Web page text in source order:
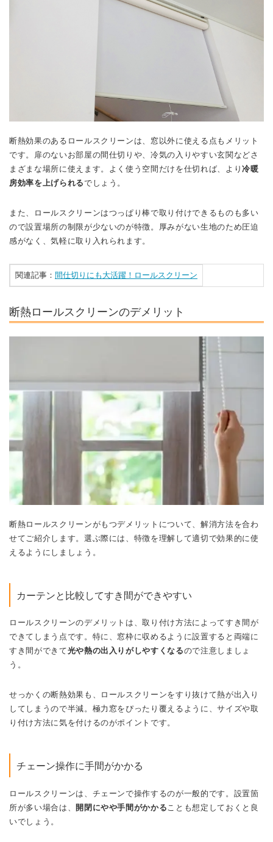
断熱効果のあるロールスクリーンは、窓以外に使える点もメリット
です。扉のないお部屋の間仕切りや、冷気の入りやすい玄関などさ
まざまな場所に使えます。よく使う空間だけを仕切れば、より冷暖
房効率を上げられるでしょう。
また、ロールスクリーンはつっぱり棒で取り付けできるものも多い
ので設置場所の制限が少ないのが特徴。厚みがない生地のため圧迫
感がなく、気軽に取り入れられます。
関連記事： 間仕切りにも大活躍！ロールスクリーン
断熱ロールスクリーンのデメリット
断熱ロールスクリーンがもつデメリットについて、解消方法を合わ
せてご紹介します。 選ぶ際には、特徴を理解して適切で効果的に使
えるようにしましょう。
カーテンと比較してすき間ができやすい
ロールスクリーンのデメリットは、取り付け方法によってすき間が
できてしまう点です。特に、窓枠に収めるように設置すると両端に
すき間ができて光や熱の出入りがしやすくなるので注意しましょ
う。
せっかくの断熱効果も、ロールスクリーンをすり抜けて熱が出入り
してしまうので半減。極力窓をぴったり覆えるように、サイズや取
り付け方法に気を付けるのがポイントです。
チェーン操作に手間がかかる
ロールスクリーンは、チェーンで操作するのが一般的です。設置箇
所が多い場合は、
開閉にやや手間がかかる ことも想定しておくと良
いでしょう。